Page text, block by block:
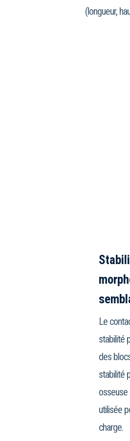
(longueur,
Le
stabilité
des
stabilité
osseuse
utilisée
charge.